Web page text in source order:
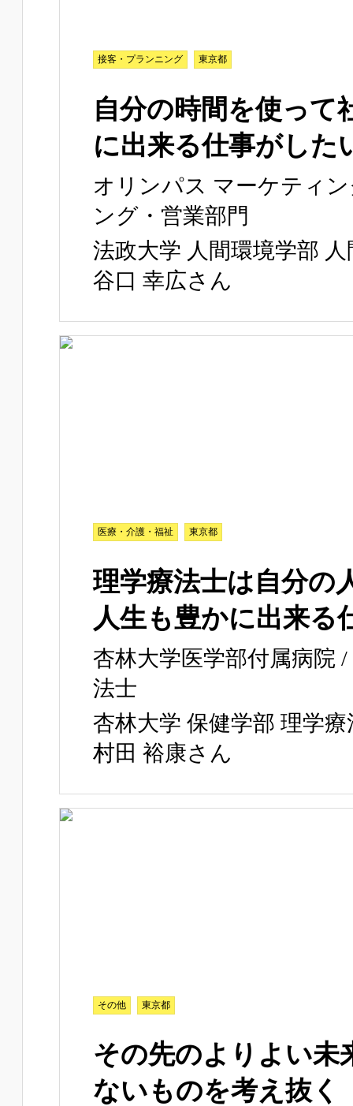
接客・プランニング 東京都
自分の時間を使って
に出来る仕事がした
オリンパス マーケティ
ング・営業部門
法政大学 人間環境学部
谷口 幸広さん
医療・介護・福祉 東京都
理学療法士は自分の
人生も豊かに出来る
杏林大学医学部付属病
法士
杏林大学 保健学部 理学
村田 裕康さん
その他 東京都
その先のよりよい未
ないものを考え抜く